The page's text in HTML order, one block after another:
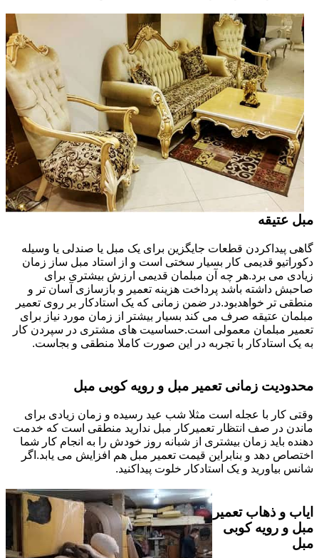
مبل عتیقه
گاهی پیداکردن قطعات جایگزین برای یک مبل یا صندلی یا وسیله
دکوراتیو قدیمی کار بسیار سختی است و از استاد مبل ساز زمان
زیادی می برد.هر چه آن مبلمان قدیمی ارزش بیشتری برای
صاحبش داشته باشد پرداخت هزینه تعمیر و بازسازی آسان تر و
منطقی تر خواهدبود.در ضمن زمانی که یک استادکار بر روی تعمیر
مبلمان عتیقه صرف می کند بسیار بیشتر از زمان مورد نیاز برای
تعمیر مبلمان معمولی است.حساسیت های مشتری در سپردن کار
به یک استادکار با تجربه در این صورت کاملا منطقی و بجاست.
محدودیت زمانی تعمیر مبل و رویه کوبی مبل
وقتی کار با عجله است مثلا شب عید رسیده و زمان زیادی برای
ماندن در صف انتظار تعمیرکار مبل ندارید منطقی است که خدمت
دهنده باید زمان بیشتری از شبانه روز خودش را به انجام کار شما
اختصاص دهد و بنابراین قیمت تعمیر مبل هم افزایش می یابد.اگر
شانس بیاورید و یک استادکار خلوت پیداکنید.
ایاب و ذهاب تعمیر
مبل و رویه کوبی
مبل